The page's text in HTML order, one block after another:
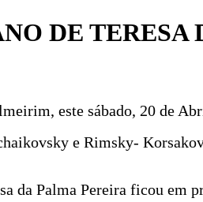
DE TERESA
este sábado, 20 de
e Rimsky-
da Palma Pereira ficou